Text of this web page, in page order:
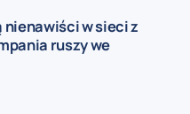
nienawiści w sieci z
ruszy we